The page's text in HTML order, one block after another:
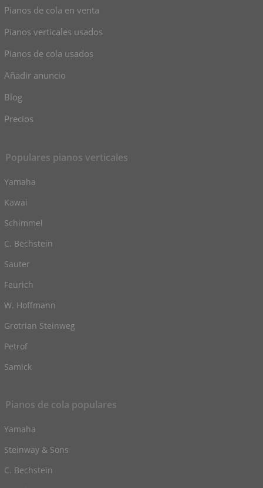
Pianos de cola en venta
Pianos verticales usados
Pianos de cola usados
Añadir anuncio
Blog
Precios
Populares pianos verticales
Yamaha
Kawai
Schimmel
C. Bechstein
Sauter
Feurich
W. Hoffmann
Grotrian Steinweg
Petrof
Samick
Pianos de cola populares
Yamaha
Steinway & Sons
C. Bechstein